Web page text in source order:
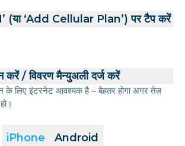
iPhone Android
(या ‘Add Cellular Plan’) पर टैप करें
/ विवरण मैन्युअली दर्ज करें
के लिए इंटरनेट आवश्यक है – बेहतर होगा अगर तेज़